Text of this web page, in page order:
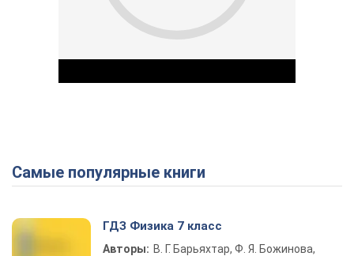
Play Video
Самые популярные книги
ГДЗ Физика 7 класс
Авторы: В. Г. Барьяхтар, Ф. Я. Божинова,